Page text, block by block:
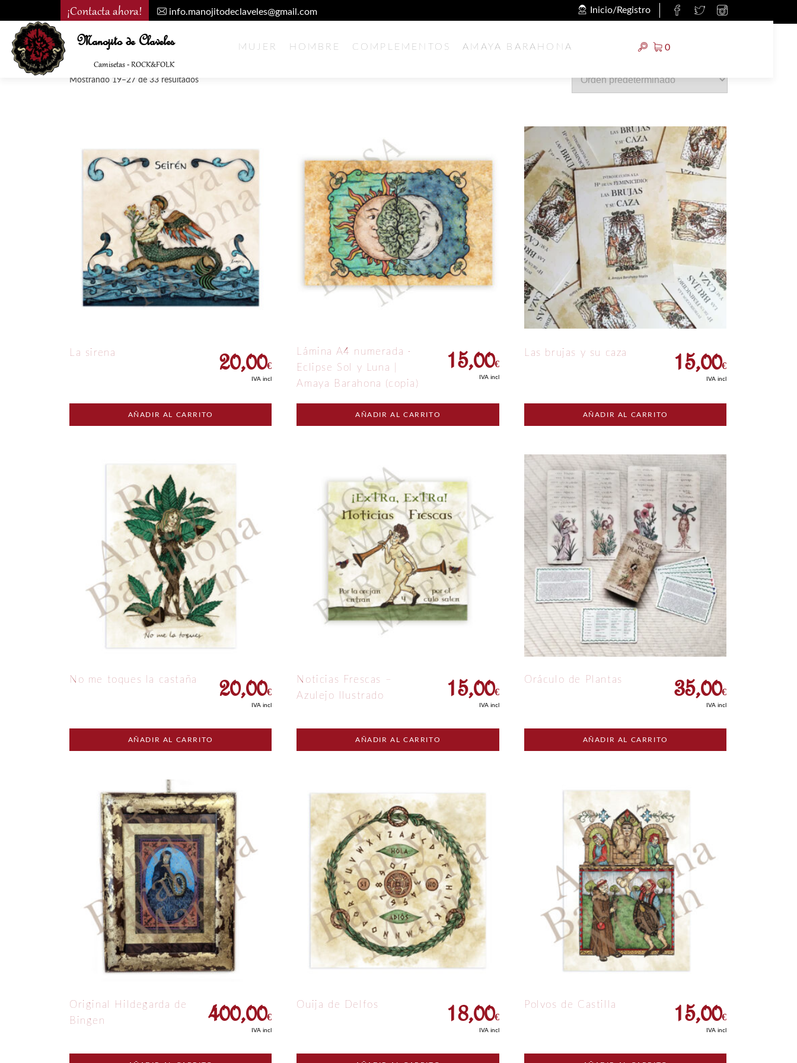
¡Contacta ahora! info.manojitodeclaveles@gmail.com Inicio/Registro
Manojito de Claveles
Camisetas - ROCK&FOLK
al
MUJER HOMBRE COMPLEMENTOS AMAYA BARAHONA 0
AMAYA BARAHONA
Mostrando 19–27 de 33 resultados
La sirena 20,00€
IVA incl
AÑADIR AL CARRITO
Lámina A4 numerada ·
Eclipse Sol y Luna |
Amaya Barahona (copia)
15,00€
IVA incl
AÑADIR AL CARRITO
Las brujas y su caza 15,00€
IVA incl
AÑADIR AL CARRITO
No me toques la castaña 20,00€
IVA incl
AÑADIR AL CARRITO
Noticias Frescas –
Azulejo Ilustrado
15,00€
IVA incl
AÑADIR AL CARRITO
Oráculo de Plantas 35,00€
IVA incl
AÑADIR AL CARRITO
Original Hildegarda de
Bingen
400,00€
IVA incl
Ouija de Delfos 18,00€
IVA incl
Polvos de Castilla 15,00€
IVA incl